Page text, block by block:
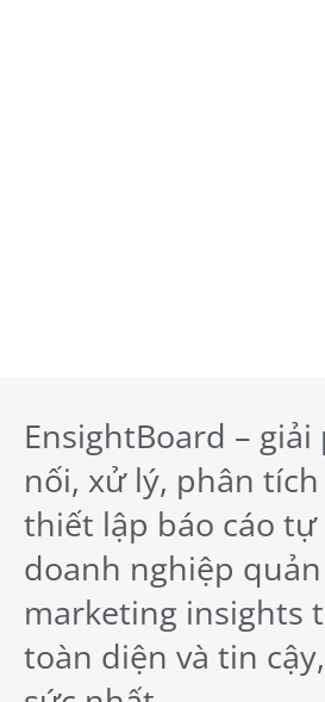
EnsightBoard –
nối, xử lý, phân
thiết lập báo cáo
doanh nghiệp
marketing insights
toàn diện và tin